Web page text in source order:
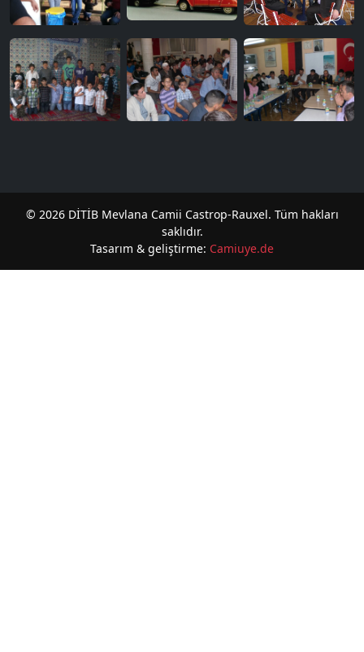
© 2026 DİTİB Mevlana Camii Castrop-Rauxel. Tüm hakları
saklıdır.
Tasarım & geliştirme: Camiuye.de